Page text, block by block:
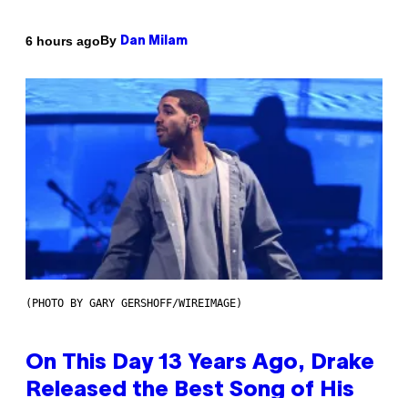
6 hours agoBy Dan Milam
(PHOTO BY GARY GERSHOFF/WIREIMAGE)
On This Day 13 Years Ago, Drake
Released the Best Song of His